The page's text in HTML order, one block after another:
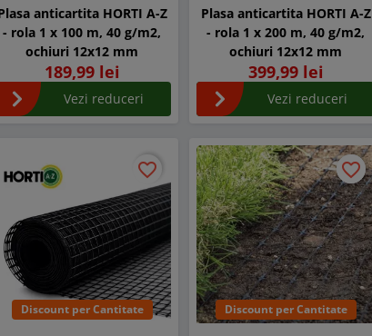
anticartita HORTI A-Z
- rola 1 x 100 m, 40 g/m2,
ochiuri 12x12 mm
189,99 lei
Vezi reduceri
Plasa anticartita HORTI A-Z
- rola 1 x 200 m, 40 g/m2,
ochiuri 12x12 mm
399,99 lei
Vezi reduceri
Discount per Cantitate
favorite_border
favorite_border
Discount per Cantitate
favorite_border
favorite_border